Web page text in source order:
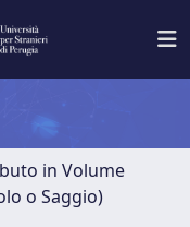
in Volume
o Saggio)